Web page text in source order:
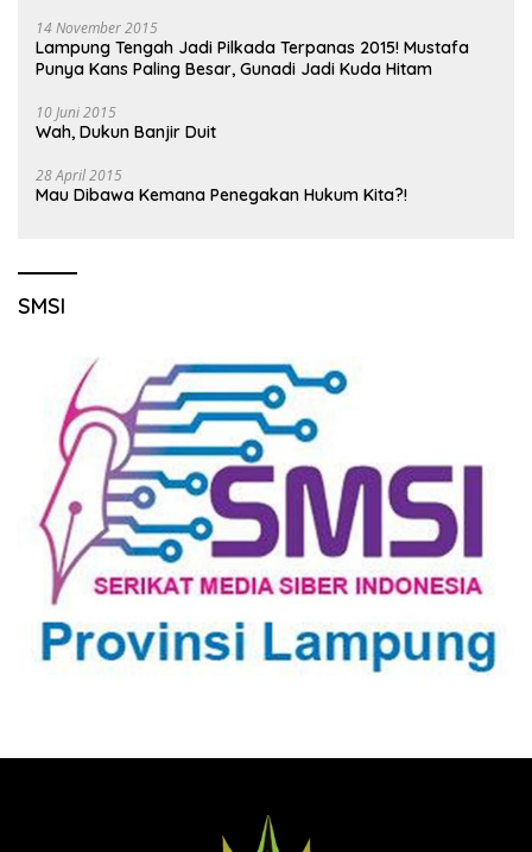
14 November 2015
Lampung Tengah Jadi Pilkada Terpanas 2015! Mustafa
Punya Kans Paling Besar, Gunadi Jadi Kuda Hitam
10 Juni 2015
Wah, Dukun Banjir Duit
28 April 2015
Mau Dibawa Kemana Penegakan Hukum Kita?!
SMSI